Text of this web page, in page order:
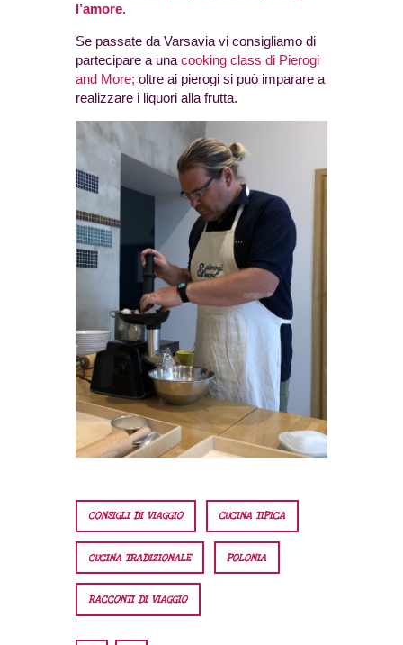
l’amore.
Se passate da Varsavia vi consigliamo di
partecipare a una cooking class di Pierogi
and More; oltre ai pierogi si può imparare a
realizzare i liquori alla frutta.
CONSIGLI DI VIAGGIO CUCINA TIPICA
CUCINA TRADIZIONALE POLONIA
RACCONTI DI VIAGGIO